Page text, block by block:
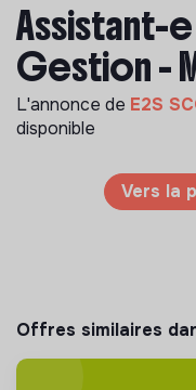
Assistant-
Gestion -
L'annonce de E2S
disponible
Vers la
Offres similaires